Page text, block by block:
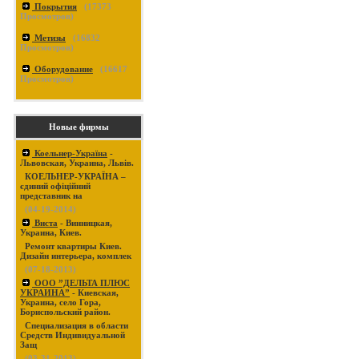
Покрытия (17373
Просмотров)
Метизы (16832
Просмотров)
Оборудование (16617
Просмотров)
Новые фирмы
Коельнер-Україна -
Львовская, Украина, Львів.
КОЕЛЬНЕР-УКРАЇНА –
єдиний офіційний
представник на
(04-19-2014)
Виста - Винницкая,
Украина, Киев.
Ремонт квартиры Киев.
Дизайн интерьера, комплек
(07-18-2013)
ООО ”ДЕЛЬТА ПЛЮС
УКРАИНА” - Киевская,
Украина, село Гора,
Бориспольский район.
Специализация в области
Средств Индивидуальной
Защ